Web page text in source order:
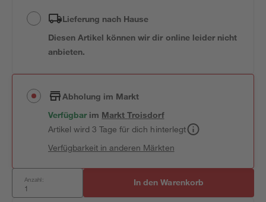
Lieferung nach Hause
Diesen Artikel können wir dir online leider nicht
anbieten.
Abholung im Markt
Verfügbar im MarktTroisdorf
Artikel wird 3 Tage für dich hinterlegt
Verfügbarkeit in anderen Märkten
Anzahl: In den Warenkorb